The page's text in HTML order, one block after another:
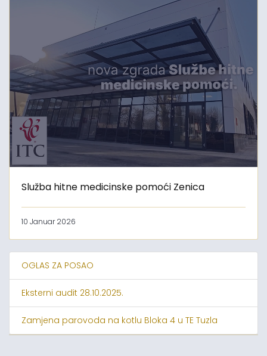
Služba hitne medicinske pomoći Zenica
10 Januar 2026
OGLAS ZA POSAO
Eksterni audit 28.10.2025.
Zamjena parovoda na kotlu Bloka 4 u TE Tuzla